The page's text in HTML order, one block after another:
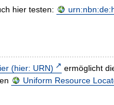
hier testen:
(hier: URN)
ermöglicht
Uniform Resource